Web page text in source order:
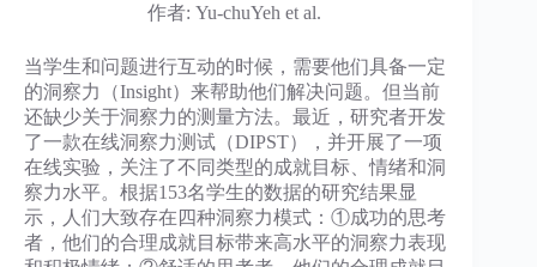
作者: Yu-chuYeh et al.
当学生和问题进行互动的时候，需要他们具备一定
的洞察力（Insight）来帮助他们解决问题。但当前
还缺少关于洞察力的测量方法。最近，研究者开发
了一款在线洞察力测试（DIPST），并开展了一项
在线实验，关注了不同类型的成就目标、情绪和洞
察力水平。根据153名学生的数据的研究结果显
示，人们大致存在四种洞察力模式：①成功的思考
者，他们的合理成就目标带来高水平的洞察力表现